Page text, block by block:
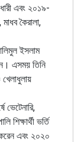
এবং ২০১৯-
কৈরালা,
ইসলাম
এসময় তিনি
শিক্ষার্থী ভর্তি
এবং ২০২০